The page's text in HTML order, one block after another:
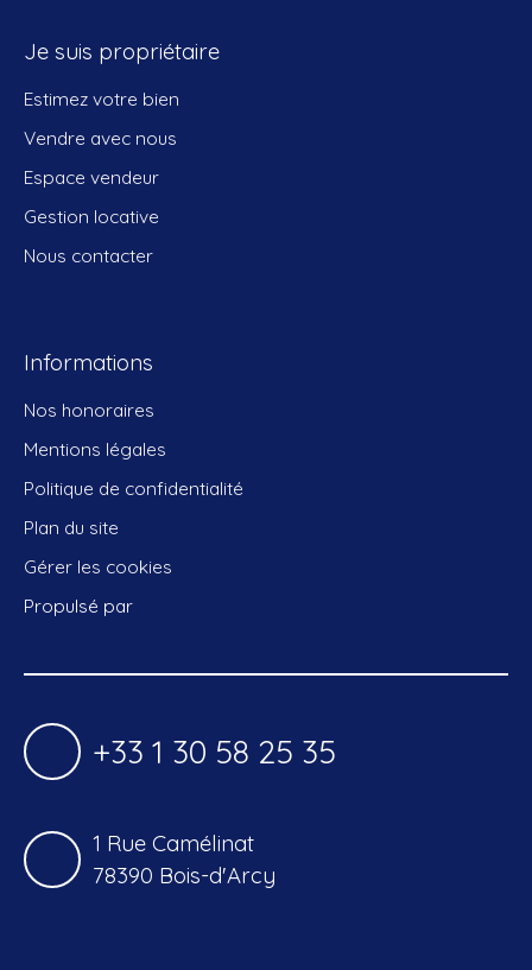
Je suis propriétaire
Estimez votre bien
Vendre avec nous
Espace vendeur
Gestion locative
Nous contacter
Informations
Nos honoraires
Mentions légales
Politique de confidentialité
Plan du site
Gérer les cookies
Propulsé par
+33 1 30 58 25 35
1 Rue Camélinat
78390 Bois-d'Arcy